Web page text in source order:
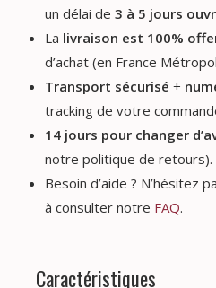
un délai de 3 à 5 jours
La livraison est 100%
d’achat (en France
Transport sécurisé +
tracking de votre
14 jours pour changer
notre politique de retours).
Besoin d’aide ? N’hésitez
à consulter notre FAQ.
Caractéristiques